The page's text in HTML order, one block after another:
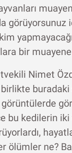
bir
Nimet
buradaki
bu kedilerin
ne?